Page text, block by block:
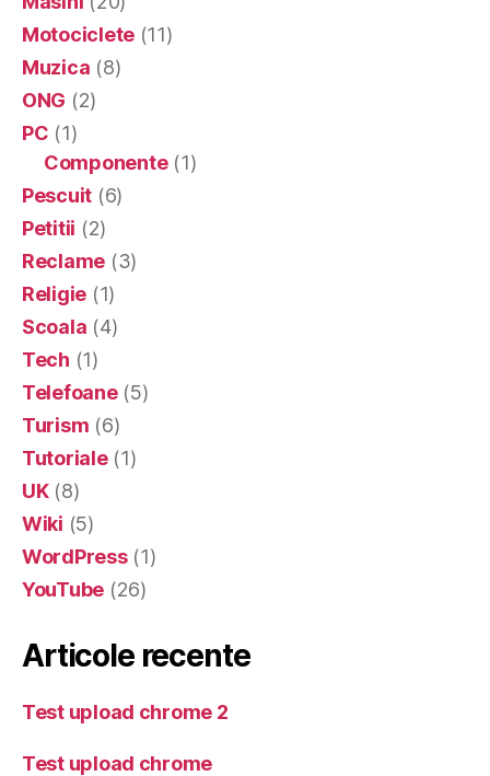
Motociclete (11)
Muzica (8)
ONG (2)
PC (1)
Componente(1)
Pescuit (6)
Petitii (2)
Reclame (3)
Religie (1)
Scoala (4)
Tech (1)
Telefoane(5)
Turism (6)
Tutoriale(1)
UK(8)
Wiki (5)
WordPress(1)
YouTube (26)
Articole recente
Test upload chrome 2
Test upload chrome